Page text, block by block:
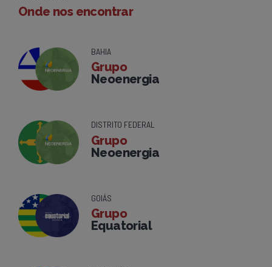
Onde nos encontrar
BAHIA
Grupo
Neoenergia
DISTRITO FEDERAL
Grupo
Neoenergia
GOIÁS
Grupo
Equatorial